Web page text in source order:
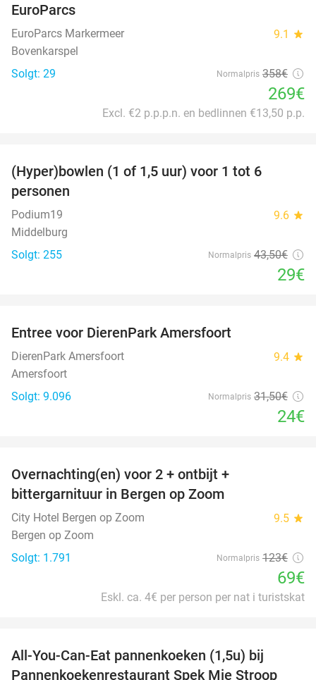
EuroParcs
EuroParcs Markermeer 9.1 star
Bovenkarspel
Solgt: 29
Normalpris 358€
269€
Excl. €2 p.p.p.n. en bedlinnen €13,50 p.p.
(Hyper)bowlen (1 of 1,5 uur) voor 1 tot 6
personen
Podium19 9.6 star
Middelburg
Solgt: 255
Normalpris 43,50€
29€
Entree voor DierenPark Amersfoort
DierenPark Amersfoort 9.4 star
Amersfoort
Solgt: 9.096
Normalpris 31,50€
24€
Overnachting(en) voor 2 + ontbijt +
bittergarnituur in Bergen op Zoom
City Hotel Bergen op Zoom 9.5 star
Bergen op Zoom
Solgt: 1.791
Normalpris 123€
69€
Eskl. ca. 4€ per person per nat i turistskat
All-You-Can-Eat pannenkoeken (1,5u) bij
Pannenkoekenrestaurant Spek Mie Stroop